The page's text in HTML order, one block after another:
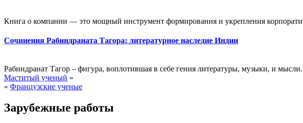
Книга о компании — это мощный инструмент формирования и укрепления
Сочинения Рабиндраната Тагора: литературное наследие Индии
Рабиндранат Тагор – фигура, воплотившая в себе гения литературы, музыки, и
Маститый ученый »
« Французские ученые
Зарубежные работы